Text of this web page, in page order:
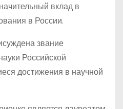
вклад в
в России.
звание
Российской
достижения в научной